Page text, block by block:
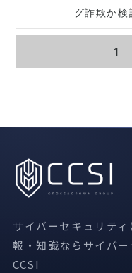
グ詐欺か検
1
サイバーセキュリテ
報・知識ならサイバ
CCSI